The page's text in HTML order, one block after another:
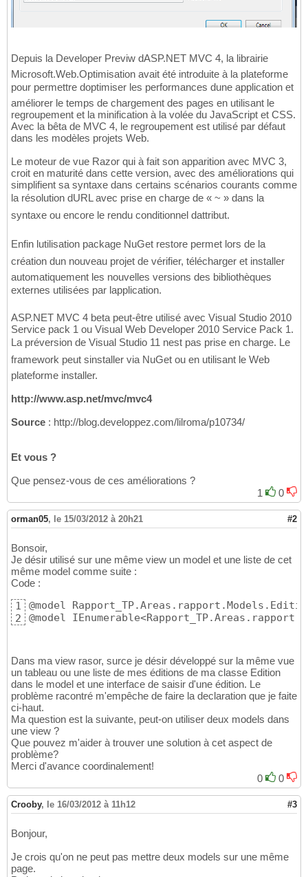
Depuis la Developer Previw dASP.NET MVC 4, la librairie
Microsoft.Web.Optimisation avait été introduite à la plateforme
pour permettre doptimiser les performances dune application et
améliorer le temps de chargement des pages en utilisant le
regroupement et la minification à la volée du JavaScript et CSS.
Avec la bêta de MVC 4, le regroupement est utilisé par défaut
dans les modèles projets Web.
Le moteur de vue Razor qui à fait son apparition avec MVC 3,
croit en maturité dans cette version, avec des améliorations qui
simplifient sa syntaxe dans certains scénarios courants comme
la résolution dURL avec prise en charge de « ~ » dans la
syntaxe ou encore le rendu conditionnel dattribut.
Enfin lutilisation package NuGet restore permet lors de la
création dun nouveau projet de vérifier, télécharger et installer
automatiquement les nouvelles versions des bibliothèques
externes utilisées par lapplication.
ASP.NET MVC 4 beta peut-être utilisé avec Visual Studio 2010
Service pack 1 ou Visual Web Developer 2010 Service Pack 1.
La préversion de Visual Studio 11 nest pas prise en charge. Le
framework peut sinstaller via NuGet ou en utilisant le Web
plateforme installer.
http://www.asp.net/mvc/mvc4
Source : http://blog.developpez.com/lilroma/p10734/
Et vous ?
Que pensez-vous de ces améliorations ?
1
0
orman05, le 15/03/2012 à 20h21 #2
Bonsoir,
Je désir utilisé sur une même view un model et une liste de cet
même model comme suite :
Code :
1
2
@model
@model
Dans ma view rasor, surce je désir développé sur la même vue
un tableau ou une liste de mes éditions de ma classe Edition
dans le model et une interface de saisir d'une édition. Le
problème racontré m'empêche de faire la declaration que je faite
ci-haut.
Ma question est la suivante, peut-on utiliser deux models dans
une view ?
Que pouvez m'aider à trouver une solution à cet aspect de
problème?
Merci d'avance coordinalement!
0
0
Crooby, le 16/03/2012 à 11h12 #3
Bonjour,
Je crois qu'on ne peut pas mettre deux models sur une même
page.